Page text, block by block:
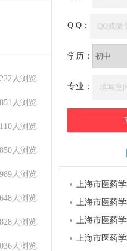
人浏览
人浏览
人浏览
人浏览
人浏览
人浏览
人浏览
人浏览
Q Q：
学历：
专业：
上海市医药
上海市医药
上海市医药